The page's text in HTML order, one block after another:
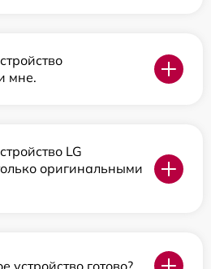
мне.
LG
оригинальными
устройство готово?